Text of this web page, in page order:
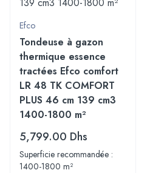
Efco
Tondeuse à gazon
thermique essence
tractées Efco comfort
LR 48 TK COMFORT
PLUS 46 cm 139 cm3
1400-1800 m²
5,799.00 Dhs
Superficie recommandée :
1400-1800 m²